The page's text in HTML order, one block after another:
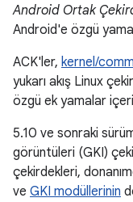
Android Ortak
Android'e özgü
ACK'ler, kernel/
yukarı akış Linux
özgü ek yamalar
5.10 ve sonraki
görüntüleri (GKI)
çekirdekleri,
ve GKI modüllerinin